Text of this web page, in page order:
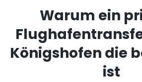
Warum ein
Königshofen die
ist